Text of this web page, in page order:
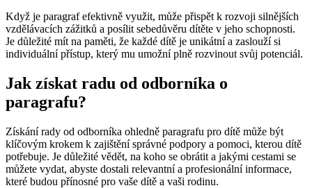
Když je paragraf efektivně využit, může přispět k rozvoji silnějších
vzdělávacích zážitků a posílit sebedůvěru dítěte v jeho schopnosti.
Je důležité mít na paměti, že každé dítě je unikátní a zaslouží si
individuální přístup, který mu umožní plně rozvinout svůj potenciál.
Jak získat radu od odborníka o
paragrafu?
Získání rady od odborníka ohledně paragrafu pro dítě může být
klíčovým krokem k zajištění správné podpory a pomoci, kterou dítě
potřebuje. Je důležité vědět, na koho se obrátit a jakými cestami se
můžete vydat, abyste dostali relevantní a profesionální informace,
které budou přínosné pro vaše dítě a vaši rodinu.